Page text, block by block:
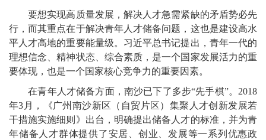
要想实现高质量发展，解决人才急需紧缺的矛盾势必先
行，而其重点在于解决青年人才储备问题，这也是建设高水
平人才高地的重要能量级。习近平总书记提出，青年一代的
理想信念、精神状态、综合素质，是一个国家发展活力的重
要体现，也是一个国家核心竞争力的重要因素。
在青年人才储备方面，南沙已下了多步“先手棋”。2018
年3月，《广州南沙新区（自贸片区）集聚人才创新发展若
干措施实施细则》出台，明确提出储备人才的标准，并为青
年储备人才群体提供了安居、创业、发展等一系列优惠政